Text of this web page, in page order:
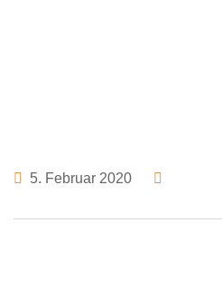
5. Februar 2020